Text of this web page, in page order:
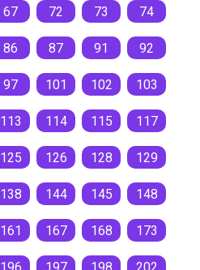
67 72 73 74
86 87 91 92
97 101 102 103
113 114 115 117
125 126 128 129
138 144 145 148
161 167 168 173